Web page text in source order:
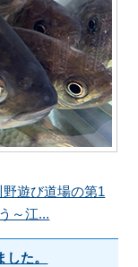
遊び道場の第1
～江...
た。